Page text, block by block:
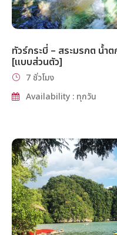
ทัวร์กระบี่ – สระมรกต น้ำ
[แบบส่วนตัว]
7 ชั่วโมง
Availability : ทุกวัน